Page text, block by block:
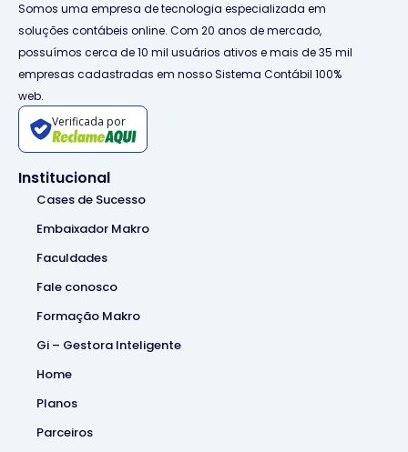
Somos uma empresa de tecnologia especializada em
soluções contábeis online. Com 20 anos de mercado,
possuímos cerca de 10 mil usuários ativos e mais de 35 mil
empresas cadastradas em nosso Sistema Contábil 100%
web.
Verificada por
Institucional
Cases de Sucesso
Embaixador Makro
Faculdades
Fale conosco
Formação Makro
Gi – Gestora Inteligente
Home
Planos
Parceiros